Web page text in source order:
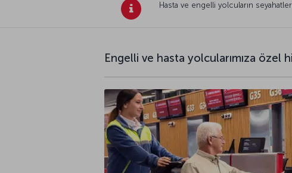
Hasta ve engelli yolcuların
Engelli ve hasta yolcularımıza özel